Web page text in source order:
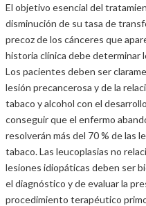
El objetivo esencial del
disminución de su tasa de
precoz de los cánceres que
historia clínica debe determinar
Los pacientes deben ser
lesión precancerosa y de la
tabaco y alcohol con el
conseguir que el enfermo
resolverán más del 70 % de las
tabaco. Las leucoplasias no
lesiones idiopáticas deben ser
el diagnóstico y de evaluar la
procedimiento terapéutico